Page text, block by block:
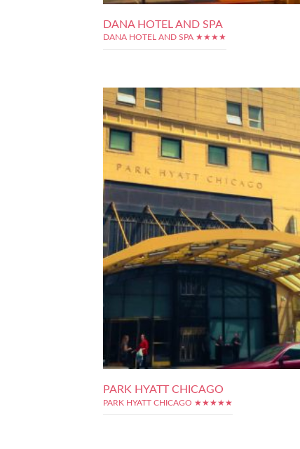
DANA HOTEL AND SPA
DANA HOTEL AND SPA ★★★★
PARK HYATT CHICAGO
PARK HYATT CHICAGO ★★★★★